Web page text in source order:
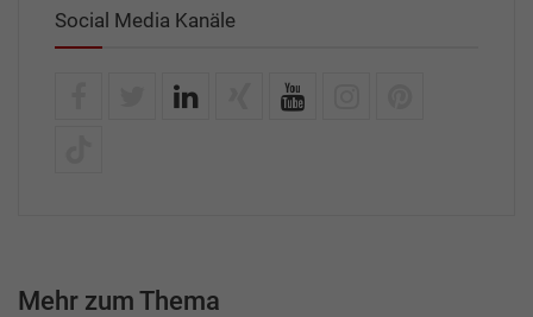
Social Media Kanäle
Mehr zum Thema